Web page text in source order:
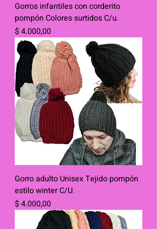
Gorros infantiles con corderito
pompón Colores surtidos C/u.
Precio
$ 4.000,00
Gorro adulto Unisex Tejido pompón
estilo winter C/U.
Precio
$ 4.000,00